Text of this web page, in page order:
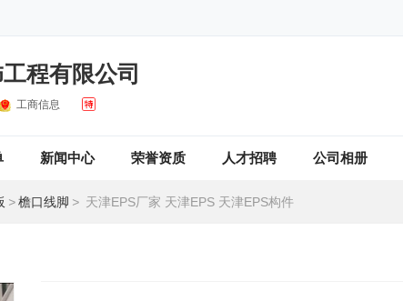
程有限公司
工商信息
新闻中心 荣誉资质 人才招聘 公司相册
>檐口线脚 > 天津EPS厂家 天津EPS 天津EPS构件